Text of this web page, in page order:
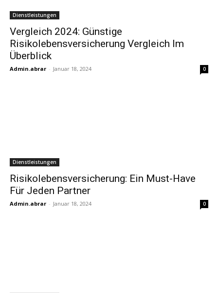
Dienstleistungen
Vergleich 2024: Günstige
Risikolebensversicherung Vergleich Im
Überblick
Admin.abrar - Januar 18, 2024 0
Dienstleistungen
Risikolebensversicherung: Ein Must-Have
Für Jeden Partner
Admin.abrar - Januar 18, 2024 0